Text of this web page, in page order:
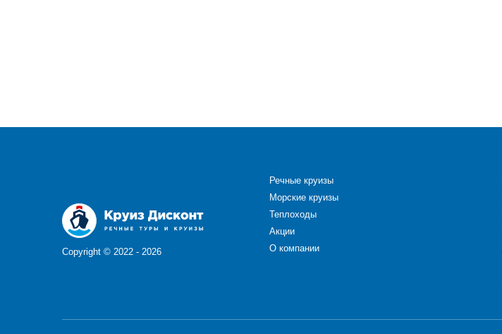
Copyright © 2022 - 2026
Речные круизы
Морские круизы
Теплоходы
Акции
О компании